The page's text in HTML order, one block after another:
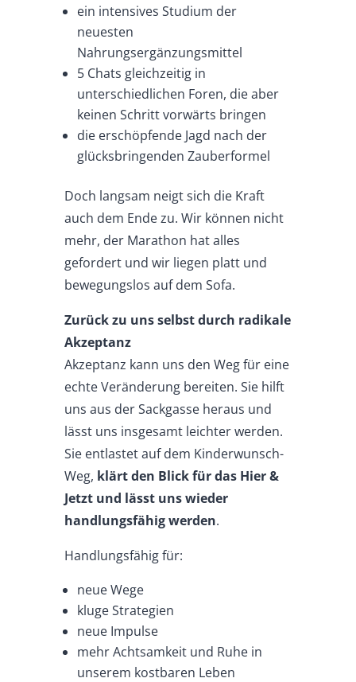
ein intensives Studium der
neuesten
Nahrungsergänzungsmittel
5 Chats gleichzeitig in
unterschiedlichen Foren, die aber
keinen Schritt vorwärts bringen
die erschöpfende Jagd nach der
glücksbringenden Zauberformel
Doch langsam neigt sich die Kraft
auch dem Ende zu. Wir können nicht
mehr, der Marathon hat alles
gefordert und wir liegen platt und
bewegungslos auf dem Sofa.
Zurück zu uns selbst durch radikale
Akzeptanz
Akzeptanz kann uns den Weg für eine
echte Veränderung bereiten. Sie hilft
uns aus der Sackgasse heraus und
lässt uns insgesamt leichter werden.
Sie entlastet auf dem Kinderwunsch-
Weg, klärt den Blick für das Hier &
Jetzt und lässt uns wieder
handlungsfähigwerden.
Handlungsfähig für:
neue Wege
kluge Strategien
neue Impulse
mehr Achtsamkeit und Ruhe in
unserem kostbaren Leben